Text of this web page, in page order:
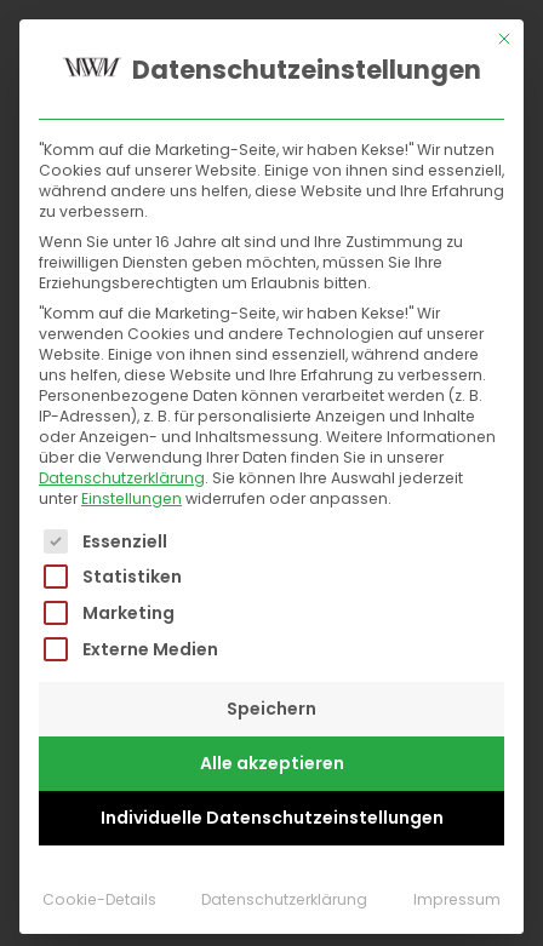
Suchmaschinen
Social
Content
Conversions
Kontakt
M. Wintgens Marketing/SEO Agentur
Home M. Wintgens Marketing/SEO Agentur Dortmund
Online MarketingSEO Agentur Dortmund M Wintgens
Mit
Datenschutzeinstellungen
"Komm auf die Marketing-Seite, wir haben Kekse!" Wir nutzen
Cookies auf unserer Website. Einige von ihnen sind essenziell,
während andere uns helfen, diese Website und Ihre Erfahrung
zu verbessern.
Wenn Sie unter 16 Jahre alt sind und Ihre Zustimmung zu
freiwilligen Diensten geben möchten, müssen Sie Ihre
Erziehungsberechtigten um Erlaubnis bitten.
"Komm auf die Marketing-Seite, wir haben Kekse!" Wir
verwenden Cookies und andere Technologien auf unserer
Website. Einige von ihnen sind essenziell, während andere
uns helfen, diese Website und Ihre Erfahrung zu verbessern.
Personenbezogene Daten können verarbeitet werden (z. B.
IP-Adressen), z. B. für personalisierte Anzeigen und Inhalte
oder Anzeigen- und Inhaltsmessung. Weitere Informationen
über die Verwendung Ihrer Daten finden Sie in unserer
Datenschutzerklärung. Sie können Ihre Auswahl jederzeit
unterEinstellungen widerrufen oder anpassen.
Es folgt eine Liste der Service-Gruppen, für die
Essenziell
Statistiken
Marketing
Externe Medien
Speichern
Alle akzeptieren
Individuelle Datenschutzeinstellungen
Cookie-Details Datenschutzerklärung Impressum